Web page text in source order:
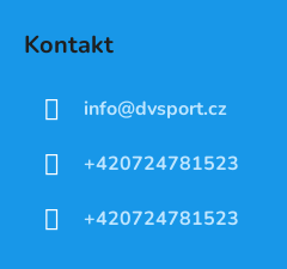
Kontakt
info@dvsport.cz
+420724781523
+420724781523